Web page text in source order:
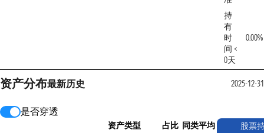
持
有
时
间 <
0天
0.00%
资产分布最新历史 2025-12-31
是否穿透
资产类型 占比 同类平均
股票